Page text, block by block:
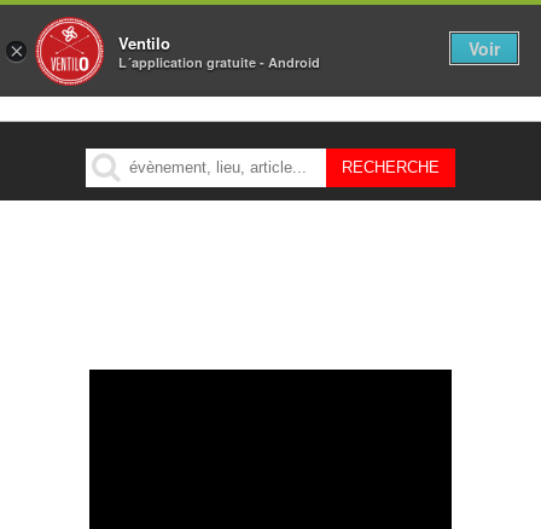
MENU
× Ventilo
L´application gratuite - Android
Voir